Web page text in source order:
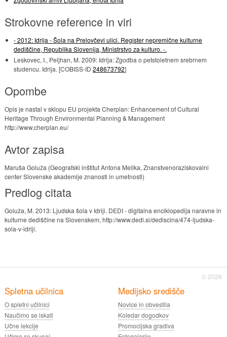
Strokovne reference in viri
- 2012: Idrija - Šola na Prelovčevi ulici. Register nepremične kulturne
dediščine, Republika Slovenija, Ministrstvo za kulturo. -.
Leskovec, I., Peljhan, M. 2009: Idrija: Zgodba o petstoletnem srebrnem
studencu. Idrija. [COBISS-ID 248673792]
Opombe
Opis je nastal v sklopu EU projekta Cherplan: Enhancement of Cultural
Heritage Through Environmental Planning & Management
http://www.cherplan.eu/
Avtor zapisa
Maruša Goluža (Geografski inštitut Antona Melika, Znanstvenoraziskovalni
center Slovenske akademije znanosti in umetnosti)
Predlog citata
Goluža, M. 2013: Ljudska šola v Idriji. DEDI - digitalna enciklopedija naravne in
kulturne dediščine na Slovenskem, http://www.dedi.si/dediscina/474-ljudska-
sola-v-idriji.
© 2026
Spletna učilnica
O spletni učilnici
Naučimo se iskati
Učne lekcije
Medijsko središče
Novice in obvestila
Koledar dogodkov
Promocijska gradiva